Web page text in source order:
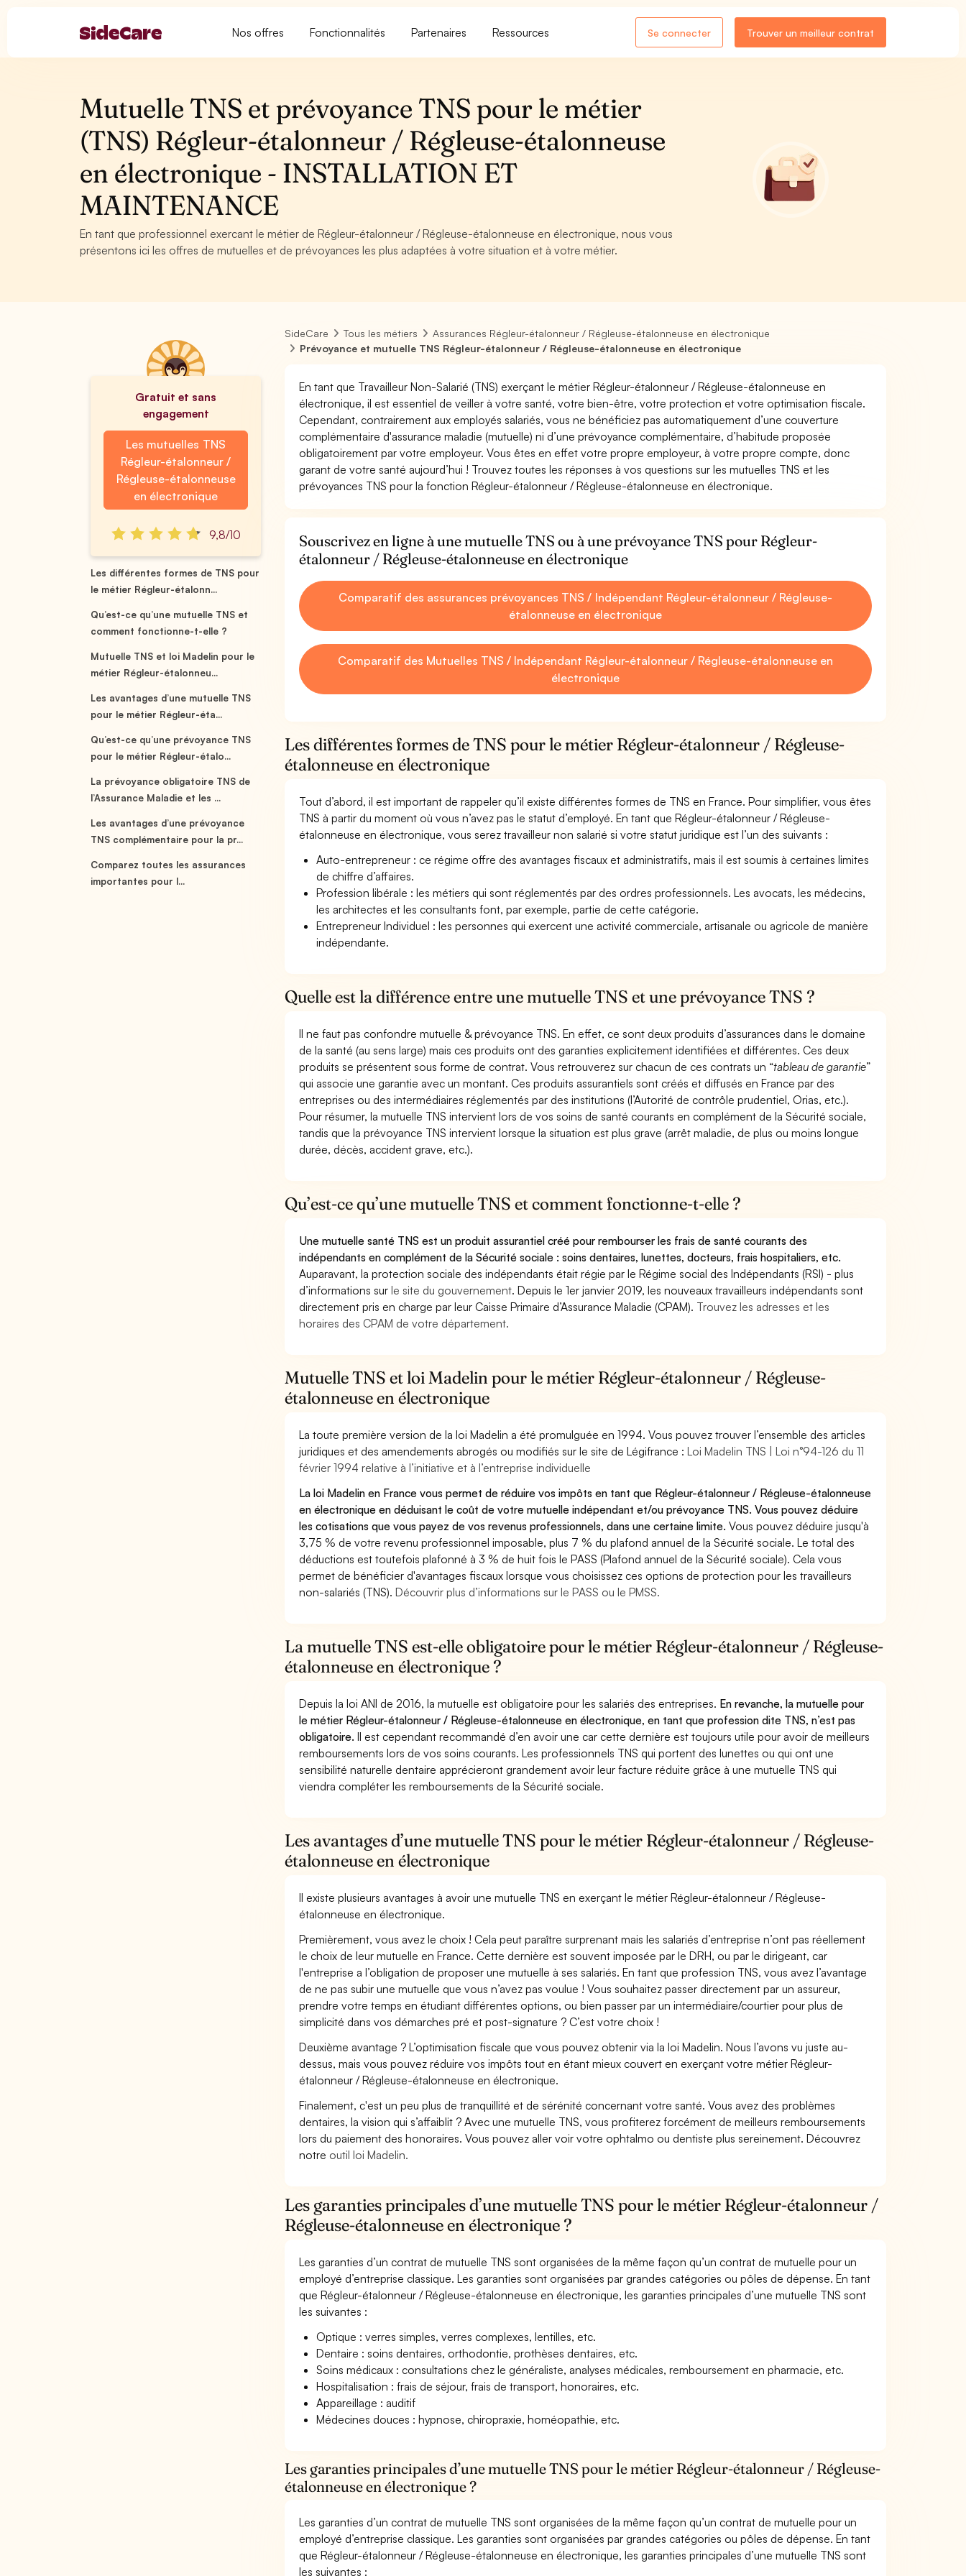
Nos offres Fonctionnalités Partenaires Ressources Se connecter Trouver un meilleur contrat
Mutuelle TNS et prévoyance TNS pour le métier
(TNS) Régleur-étalonneur / Régleuse-étalonneuse
en électronique - INSTALLATION ET
MAINTENANCE
En tant que professionnel exercant le métier de Régleur-étalonneur / Régleuse-étalonneuse en électronique, nous vous
présentons ici les offres de mutuelles et de prévoyances les plus adaptées à votre situation et à votre métier.
Gratuit et sans
engagement
Les mutuelles TNS
Régleur-étalonneur /
Régleuse-étalonneuse
en électronique
9,8/10
Les différentes formes de TNS pour
le métier Régleur-étalonn...
Qu’est-ce qu’une mutuelle TNS et
comment fonctionne-t-elle ?
Mutuelle TNS et loi Madelin pour le
métier Régleur-étalonneu...
Les avantages d’une mutuelle TNS
pour le métier Régleur-éta...
Qu’est-ce qu’une prévoyance TNS
pour le métier Régleur-étalo...
La prévoyance obligatoire TNS de
l’Assurance Maladie et les ...
Les avantages d’une prévoyance
TNS complémentaire pour la pr...
Comparez toutes les assurances
importantes pour l...
SideCare Tous les métiers
Assurances Régleur-étalonneur / Régleuse-étalonneuse en électronique
Prévoyance et mutuelle TNS Régleur-étalonneur / Régleuse-étalonneuse en électronique
En tant que Travailleur Non-Salarié (TNS) exerçant le métier Régleur-étalonneur / Régleuse-étalonneuse en
électronique, il est essentiel de veiller à votre santé, votre bien-être, votre protection et votre optimisation fiscale.
Cependant, contrairement aux employés salariés, vous ne bénéficiez pas automatiquement d’une couverture
complémentaire d'assurance maladie (mutuelle) ni d’une prévoyance complémentaire, d’habitude proposée
obligatoirement par votre employeur. Vous êtes en effet votre propre employeur, à votre propre compte, donc
garant de votre santé aujourd’hui ! Trouvez toutes les réponses à vos questions sur les mutuelles TNS et les
prévoyances TNS pour la fonction Régleur-étalonneur / Régleuse-étalonneuse en électronique.
Souscrivez en ligne à une mutuelle TNS ou à une prévoyance TNS pour Régleur-
étalonneur / Régleuse-étalonneuse en électronique
Comparatif des assurances prévoyances TNS / Indépendant Régleur-étalonneur / Régleuse-
étalonneuse en électronique
Comparatif des Mutuelles TNS / Indépendant Régleur-étalonneur / Régleuse-étalonneuse en
électronique
Les différentes formes de TNS pour le métier Régleur-étalonneur / Régleuse-
étalonneuse en électronique
Tout d’abord, il est important de rappeler qu’il existe différentes formes de TNS en France. Pour simplifier, vous êtes
TNS à partir du moment où vous n’avez pas le statut d’employé. En tant que Régleur-étalonneur / Régleuse-
étalonneuse en électronique, vous serez travailleur non salarié si votre statut juridique est l’un des suivants :
Auto-entrepreneur : ce régime offre des avantages fiscaux et administratifs, mais il est soumis à certaines limites
de chiffre d’affaires.
Profession libérale : les métiers qui sont réglementés par des ordres professionnels. Les avocats, les médecins,
les architectes et les consultants font, par exemple, partie de cette catégorie.
Entrepreneur Individuel : les personnes qui exercent une activité commerciale, artisanale ou agricole de manière
indépendante.
Quelle est la différence entre une mutuelle TNS et une prévoyance TNS ?
Il ne faut pas confondre mutuelle & prévoyance TNS. En effet, ce sont deux produits d’assurances dans le domaine
de la santé (au sens large) mais ces produits ont des garanties explicitement identifiées et différentes. Ces deux
produits se présentent sous forme de contrat. Vous retrouverez sur chacun de ces contrats un “tableau de garantie”
qui associe une garantie avec un montant. Ces produits assurantiels sont créés et diffusés en France par des
entreprises ou des intermédiaires réglementés par des institutions (l’Autorité de contrôle prudentiel, Orias, etc.).
Pour résumer, la mutuelle TNS intervient lors de vos soins de santé courants en complément de la Sécurité sociale,
tandis que la prévoyance TNS intervient lorsque la situation est plus grave (arrêt maladie, de plus ou moins longue
durée, décès, accident grave, etc.).
Qu’est-ce qu’une mutuelle TNS et comment fonctionne-t-elle ?
Une mutuelle santé TNS est un produit assurantiel créé pour rembourser les frais de santé courants des
indépendants en complément de la Sécurité sociale : soins dentaires, lunettes, docteurs, frais hospitaliers, etc.
Auparavant, la protection sociale des indépendants était régie par le Régime social des Indépendants (RSI) - plus
d’informations surle site du gouvernement. Depuis le 1er janvier 2019, les nouveaux travailleurs indépendants sont
directement pris en charge par leur Caisse Primaire d’Assurance Maladie (CPAM). Trouvez les adresses et les
horaires des CPAM de votre département.
Mutuelle TNS et loi Madelin pour le métier Régleur-étalonneur / Régleuse-
étalonneuse en électronique
La toute première version de la loi Madelin a été promulguée en 1994. Vous pouvez trouver l’ensemble des articles
juridiques et des amendements abrogés ou modifiés sur le site de Légifrance :Loi Madelin TNS | Loi n°94-126 du 11
février 1994 relative à l’initiative et à l’entreprise individuelle
La loi Madelin en France vous permet de réduire vos impôts en tant que Régleur-étalonneur / Régleuse-étalonneuse
en électronique en déduisant le coût de votre mutuelle indépendant et/ou prévoyance TNS. Vous pouvez déduire
les cotisations que vous payez de vos revenus professionnels, dans une certaine limite.Vous pouvez déduire jusqu'à
3,75 % de votre revenu professionnel imposable, plus 7 % du plafond annuel de la Sécurité sociale. Le total des
déductions est toutefois plafonné à 3 % de huit fois le PASS (Plafond annuel de la Sécurité sociale). Cela vous
permet de bénéficier d'avantages fiscaux lorsque vous choisissez ces options de protection pour les travailleurs
non-salariés (TNS).Découvrir plus d’informations sur le PASS ou le PMSS.
La mutuelle TNS est-elle obligatoire pour le métier Régleur-étalonneur / Régleuse-
étalonneuse en électronique ?
Depuis la loi ANI de 2016, la mutuelle est obligatoire pour les salariés des entreprises. En revanche, la mutuelle pour
le métier Régleur-étalonneur / Régleuse-étalonneuse en électronique, en tant que profession dite TNS, n’est pas
obligatoire.Il est cependant recommandé d’en avoir une car cette dernière est toujours utile pour avoir de meilleurs
remboursements lors de vos soins courants. Les professionnels TNS qui portent des lunettes ou qui ont une
sensibilité naturelle dentaire apprécieront grandement avoir leur facture réduite grâce à une mutuelle TNS qui
viendra compléter les remboursements de la Sécurité sociale.
Les avantages d’une mutuelle TNS pour le métier Régleur-étalonneur / Régleuse-
étalonneuse en électronique
Il existe plusieurs avantages à avoir une mutuelle TNS en exerçant le métier Régleur-étalonneur / Régleuse-
étalonneuse en électronique.
Premièrement, vous avez le choix ! Cela peut paraître surprenant mais les salariés d’entreprise n’ont pas réellement
le choix de leur mutuelle en France. Cette dernière est souvent imposée par le DRH, ou par le dirigeant, car
l'entreprise a l’obligation de proposer une mutuelle à ses salariés. En tant que profession TNS, vous avez l’avantage
de ne pas subir une mutuelle que vous n’avez pas voulue ! Vous souhaitez passer directement par un assureur,
prendre votre temps en étudiant différentes options, ou bien passer par un intermédiaire/courtier pour plus de
simplicité dans vos démarches pré et post-signature ? C’est votre choix !
Deuxième avantage ? L’optimisation fiscale que vous pouvez obtenir via la loi Madelin. Nous l’avons vu juste au-
dessus, mais vous pouvez réduire vos impôts tout en étant mieux couvert en exerçant votre métier Régleur-
étalonneur / Régleuse-étalonneuse en électronique.
Finalement, c'est un peu plus de tranquillité et de sérénité concernant votre santé. Vous avez des problèmes
dentaires, la vision qui s’affaiblit ? Avec une mutuelle TNS, vous profiterez forcément de meilleurs remboursements
lors du paiement des honoraires. Vous pouvez aller voir votre ophtalmo ou dentiste plus sereinement. Découvrez
notre outil loi Madelin.
Les garanties principales d’une mutuelle TNS pour le métier Régleur-étalonneur /
Régleuse-étalonneuse en électronique ?
Les garanties d’un contrat de mutuelle TNS sont organisées de la même façon qu’un contrat de mutuelle pour un
employé d’entreprise classique. Les garanties sont organisées par grandes catégories ou pôles de dépense. En tant
que Régleur-étalonneur / Régleuse-étalonneuse en électronique, les garanties principales d’une mutuelle TNS sont
les suivantes :
Optique : verres simples, verres complexes, lentilles, etc.
Dentaire : soins dentaires, orthodontie, prothèses dentaires, etc.
Soins médicaux : consultations chez le généraliste, analyses médicales, remboursement en pharmacie, etc.
Hospitalisation : frais de séjour, frais de transport, honoraires, etc.
Appareillage : auditif
Médecines douces : hypnose, chiropraxie, homéopathie, etc.
Les garanties principales d’une mutuelle TNS pour le métier Régleur-étalonneur / Régleuse-
étalonneuse en électronique ?
Les garanties d’un contrat de mutuelle TNS sont organisées de la même façon qu’un contrat de mutuelle pour un
employé d’entreprise classique. Les garanties sont organisées par grandes catégories ou pôles de dépense. En tant
que Régleur-étalonneur / Régleuse-étalonneuse en électronique, les garanties principales d’une mutuelle TNS sont
les suivantes :